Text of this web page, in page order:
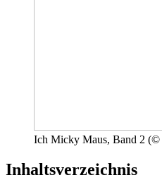
Ich Micky Maus, Band 2 (©
Inhaltsverzeichnis